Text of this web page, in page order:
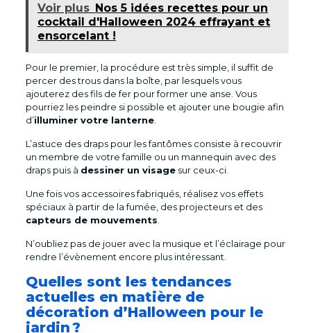
Voir plus Nos 5 idées recettes pour un
cocktail d'Halloween 2024 effrayant et
ensorcelant !
Pour le premier, la procédure est très simple, il suffit de
percer des trous dans la boîte, par lesquels vous
ajouterez des fils de fer pour former une anse. Vous
pourriez les peindre si possible et ajouter une bougie afin
d’illuminer votre lanterne.
L’astuce des draps pour les fantômes consiste à recouvrir
un membre de votre famille ou un mannequin avec des
draps puis à dessiner un visagesur ceux-ci.
Une fois vos accessoires fabriqués, réalisez vos effets
spéciaux à partir de la fumée, des projecteurs et des
capteurs de mouvements
N’oubliez pas de jouer avec la musique et l’éclairage pour
rendre l’évènement encore plus intéressant.
Quelles sont les tendances
actuelles en matière de
décoration d’Halloween pour le
jardin ?